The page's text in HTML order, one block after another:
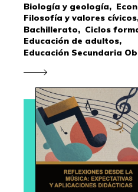
Biología y geología,
Filosofía y valores
Bachillerato, Ciclos
Educación de adultos,
Educación Secundaria